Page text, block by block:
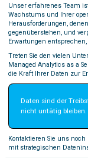
Unser erfahrenes Team
Wachstums und Ihrer
Herausforderungen,
gegenüberstehen, und
Erwartungen
Treten Sie den vielen
Managed Analytics as a
die Kraft Ihrer Daten zur
Daten sind der
nicht untätig bleiben.
Kontaktieren Sie uns
mit strategischen